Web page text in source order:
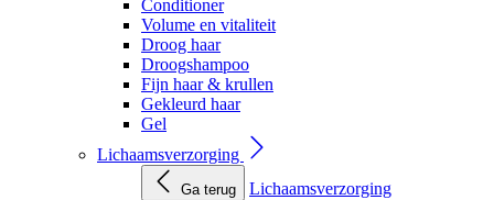
Conditioner
Volume en vitaliteit
Droog haar
Droogshampoo
Fijn haar & krullen
Gekleurd haar
Gel
Lichaamsverzorging
Ga terug
Lichaamsverzorging